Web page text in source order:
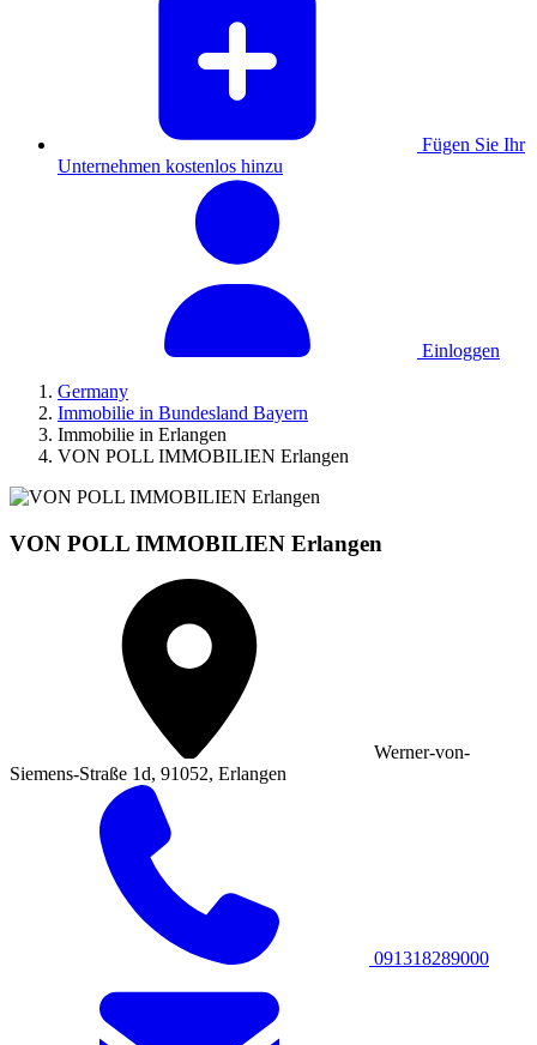
Fügen Sie Ihr
Unternehmen kostenlos hinzu
Einloggen
Germany
Immobilie in Bundesland Bayern
Immobilie in Erlangen
VON POLL IMMOBILIEN Erlangen
VON POLL IMMOBILIEN Erlangen
Werner-von-
Siemens-Straße 1d, 91052, Erlangen
091318289000